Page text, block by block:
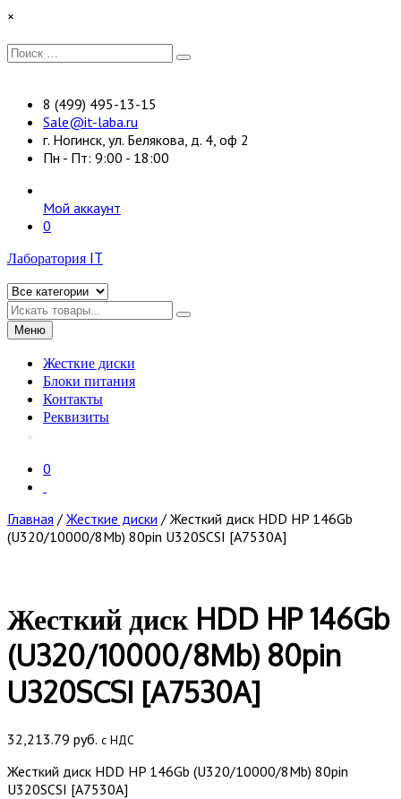
Перейти
содержимому
×
Искать:
Поиск
8 (499) 495-13-15
Sale@it-laba.ru
г. Ногинск, ул. Белякова, д. 4, оф 2
Пн - Пт: 9:00 - 18:00
Мой аккаунт
0
Лаборатория IT
Искать
Меню
Жесткие диски
Блоки питания
Контакты
Реквизиты
0
Главная / Жесткие диски / Жесткий диск HDD HP 146Gb
(U320/10000/8Mb) 80pin U320SCSI [A7530A]
Жесткий диск HDD HP 146Gb
(U320/10000/8Mb) 80pin
U320SCSI [A7530A]
32,213.79 руб. с НДС
Жесткий диск HDD HP 146Gb (U320/10000/8Mb) 80pin
U320SCSI [A7530A]